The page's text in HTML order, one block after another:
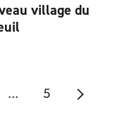
village du
... 5